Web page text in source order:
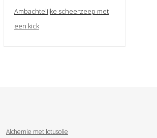
Ambachtelijke scheerzeep met
een kick
Alchemie met lotusolie